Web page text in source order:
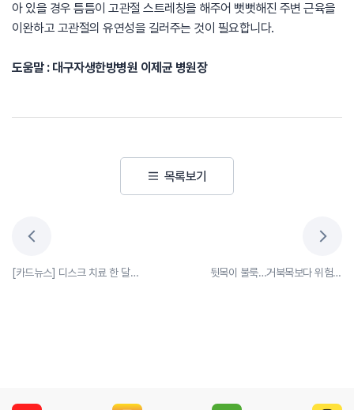
아 있을 경우 틈틈이 고관절 스트레칭을 해주어 뻣뻣해진 주변 근육을
이완하고 고관절의 유연성을 길러주는 것이 필요합니다.
도움말 : 대구자생한방병원 이제균 병원장
[카드뉴스] 디스크 치료 한 달째, 통증 사라지면 허리도 다 나은 건가요?
목록보기
뒷목이 불룩…거북목보다 위험하다는 버섯증후군